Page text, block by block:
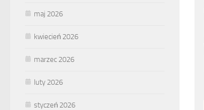
maj 2026
kwiecień 2026
marzec 2026
luty 2026
styczeń 2026